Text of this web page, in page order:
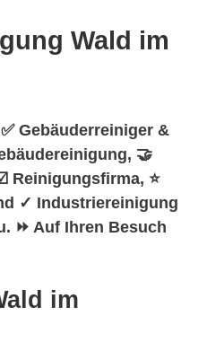
Wald im
Gebäuderreiniger &
🤝
Reinigungsfirma, ⭐
✓ Industriereinigung
⏩ Auf Ihren Besuch
im